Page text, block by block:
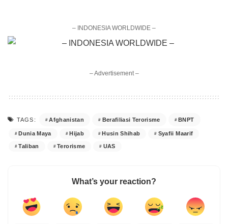
– INDONESIA WORLDWIDE –
– Advertisement –
TAGS: Afghanistan Berafiliasi Terorisme BNPT
Dunia Maya Hijab Husin Shihab Syafii Maarif
Taliban Terorisme UAS
What’s your reaction?